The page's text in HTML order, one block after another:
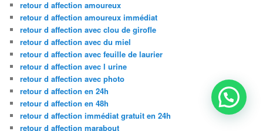
retour d affection amoureux
retour d affection amoureux immédiat
retour d affection avec clou de girofle
retour d affection avec du miel
retour d affection avec feuille de laurier
retour d affection avec l urine
retour d affection avec photo
retour d affection en 24h
retour d affection en 48h
retour d affection immédiat gratuit en 24h
retour d affection marabout